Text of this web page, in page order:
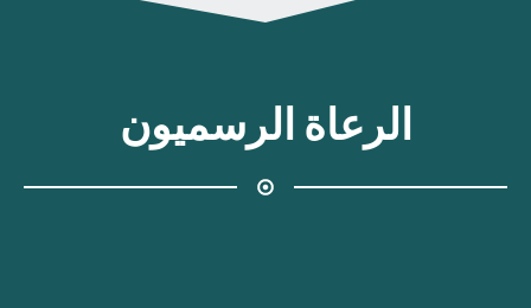
الرعاة الرسميون